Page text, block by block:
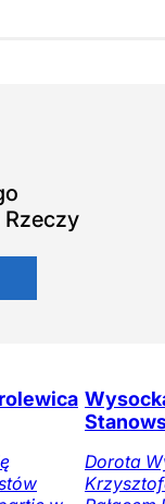
Dorota